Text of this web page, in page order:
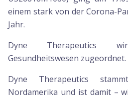
einem stark von der Corona-
Jahr.
Dyne Therapeutics
Gesundheitswesen zugeordnet.
Dyne Therapeutics
Nordamerika und ist damit –